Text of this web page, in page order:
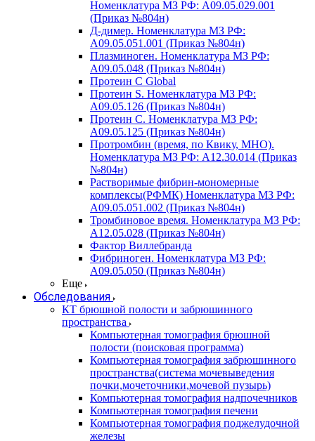
Номенклатура МЗ РФ: A09.05.029.001
(Приказ №804н)
Д-димер. Номенклатура МЗ РФ:
A09.05.051.001 (Приказ №804н)
Плазминоген. Номенклатура МЗ РФ:
A09.05.048 (Приказ №804н)
Протеин C Global
Протеин S. Номенклатура МЗ РФ:
A09.05.126 (Приказ №804н)
Протеин С. Номенклатура МЗ РФ:
A09.05.125 (Приказ №804н)
Протромбин (время, по Квику, МНО).
Номенклатура МЗ РФ: A12.30.014 (Приказ
№804н)
Растворимые фибрин-мономерные
комплексы(РФМК) Номенклатура МЗ РФ:
A09.05.051.002 (Приказ №804н)
Тромбиновое время. Номенклатура МЗ РФ:
A12.05.028 (Приказ №804н)
Фактор Виллебранда
Фибриноген. Номенклатура МЗ РФ:
A09.05.050 (Приказ №804н)
Еще
Обследования
КТ брюшной полости и забрюшинного
пространства
Компьютерная томография брюшной
полости (поисковая программа)
Компьютерная томография забрюшинного
пространства(система мочевыведения
почки,мочеточники,мочевой пузырь)
Компьютерная томография надпочечников
Компьютерная томография печени
Компьютерная томография поджелудочной
железы